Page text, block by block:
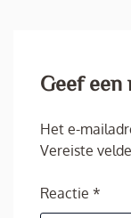
Geef een
Het e-
Vereiste
Reactie *